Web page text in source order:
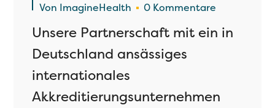
Von ImagineHealth 0 Kommentare
Unsere Partnerschaft mit ein in
Deutschland ansässiges
internationales
Akkreditierungsunternehmen